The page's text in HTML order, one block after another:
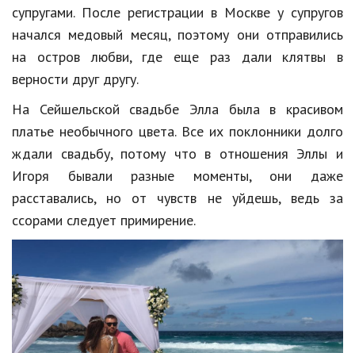
Дом и сад
Недвижимость
Спорт и фитнес
Психология и отношения
Творчество и рукоделие
Разное
Работа и бизнес
Животные
Еда и напитки
Праздники и подарки
Кинематограф
супругами. После регистрации в Москве у супругов
начался медовый месяц, поэтому они отправились
на остров любви, где еще раз дали клятвы в
верности друг другу.
На Сейшельской свадьбе Элла была в красивом
платье необычного цвета. Все их поклонники долго
ждали свадьбу, потому что в отношения Эллы и
Игоря бывали разные моменты, они даже
расставались, но от чувств не уйдешь, ведь за
ссорами следует примирение.